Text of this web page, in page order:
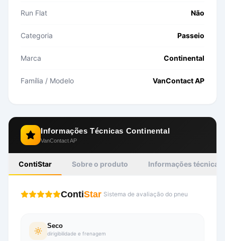
Run Flat Não
Categoria Passeio
Marca Continental
Família / Modelo VanContact AP
Informações Técnicas Continental
VanContact AP
ContiStar Sobre o produto Informações técnicas
ContiStar Sistema de avaliação do pneu
Seco
dirigibilidade e frenagem